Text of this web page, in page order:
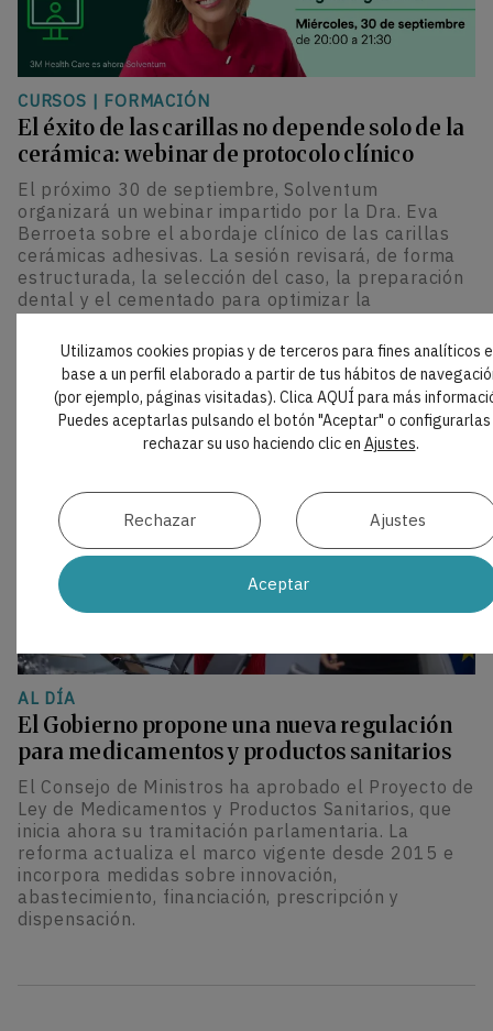
CURSOS | FORMACIÓN
El éxito de las carillas no depende solo de la
cerámica: webinar de protocolo clínico
El próximo 30 de septiembre, Solventum
organizará un webinar impartido por la Dra. Eva
Berroeta sobre el abordaje clínico de las carillas
cerámicas adhesivas. La sesión revisará, de forma
estructurada, la selección del caso, la preparación
dental y el cementado para optimizar la
estéticos.
AL DÍA
El Gobierno propone una nueva regulación
para medicamentos y productos sanitarios
El Consejo de Ministros ha aprobado el Proyecto de
Ley de Medicamentos y Productos Sanitarios, que
inicia ahora su tramitación parlamentaria. La
reforma actualiza el marco vigente desde 2015 e
incorpora medidas sobre innovación,
abastecimiento, financiación, prescripción y
dispensación.
Utilizamos cookies propias y de terceros para fines analíticos
base a un perfil elaborado a partir de tus hábitos de
(por ejemplo, páginas visitadas). Clica AQUÍ para más
Puedes aceptarlas pulsando el botón "Aceptar" o
rechazar su uso haciendo clic en Ajustes.
Aceptar
Rechazar Ajustes